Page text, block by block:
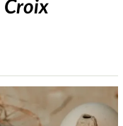
Croix